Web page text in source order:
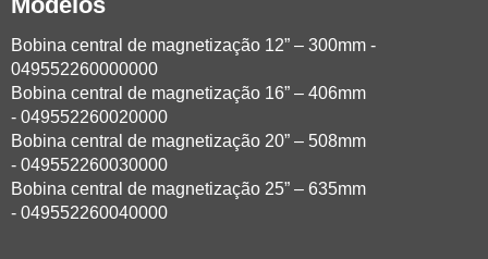
Bobina central de magnetização 12” – 300mm -
049552260000000
Bobina central de magnetização 16” – 406mm
- 049552260020000
Bobina central de magnetização 20” – 508mm
- 049552260030000
Bobina central de magnetização 25” – 635mm
- 049552260040000